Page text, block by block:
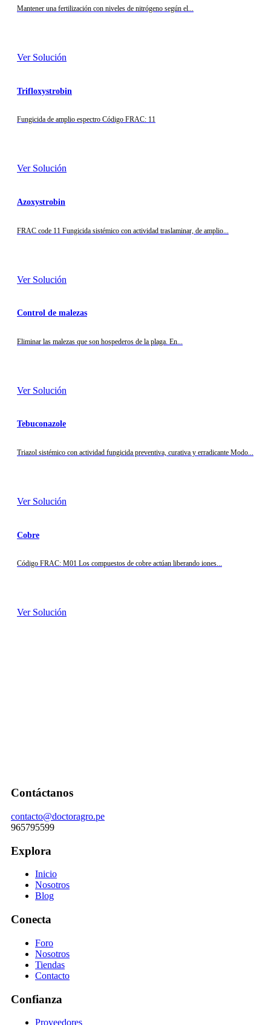
Mantener una fertilización con niveles de nitrógeno según el...
Ver Solución
Trifloxystrobin
Fungicida de amplio espectro Código FRAC: 11
Ver Solución
Azoxystrobin
FRAC code 11 Fungicida sistémico con actividad traslaminar, de amplio...
Ver Solución
Control de malezas
Eliminar las malezas que son hospederos de la plaga. En...
Ver Solución
Tebuconazole
Triazol sistémico con actividad fungicida preventiva, curativa y erradicante Modo...
Ver Solución
Cobre
Código FRAC: M01 Los compuestos de cobre actúan liberando iones...
Ver Solución
Contáctanos
contacto@doctoragro.pe
965795599
Explora
Inicio
Nosotros
Blog
Conecta
Foro
Nosotros
Tiendas
Contacto
Confianza
Proveedores